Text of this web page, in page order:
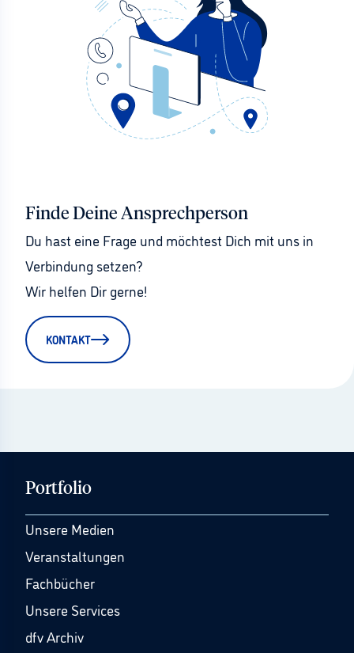
Finde Deine Ansprechperson
Du hast eine Frage und möchtest Dich mit uns in
Verbindung setzen?
Wir helfen Dir gerne!
KONTAKT
Portfolio
Unsere Medien
Veranstaltungen
Fachbücher
Unsere Services
dfv Archiv